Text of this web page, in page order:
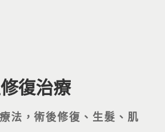
復治療
法，術後修復、生髮、肌